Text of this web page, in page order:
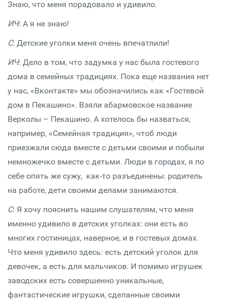
Знаю, что меня порадовало и удивило.
ИЧ: А я не знаю!
С: Детские уголки меня очень впечатлили!
ИЧ: Дело в том, что задумка у нас была гостевого
дома в семейных традициях. Пока еще названия нет
у нас, «Вконтакте» мы обозначились как «Гостевой
дом в Пекашино». Взяли абармовское название
Верколы – Пекашино. А хотелось бы назваться,
например, «Семейная традиция», чтоб люди
приезжали сюда вместе с детьми своими и побыли
немножечко вместе с детьми. Люди в городах, я по
себе опять же сужу, как-то разъединены: родитель
на работе, дети своими делами занимаются.
С: Я хочу пояснить нашим слушателям, что меня
именно удивило в детских уголках: они есть во
многих гостиницах, наверное, и в гостевых домах.
Что меня удивило здесь: есть детский уголок для
девочек, а есть для мальчиков. И помимо игрушек
заводских есть совершенно уникальные,
фантастические игрушки, сделанные своими